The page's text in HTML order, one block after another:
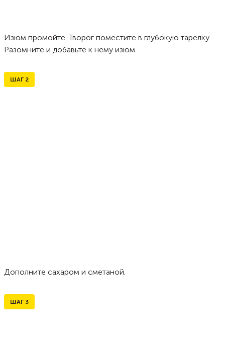
Изюм промойте. Творог поместите в глубокую тарелку.
Разомните и добавьте к нему изюм.
ШАГ 2
Дополните сахаром и сметаной.
ШАГ 3